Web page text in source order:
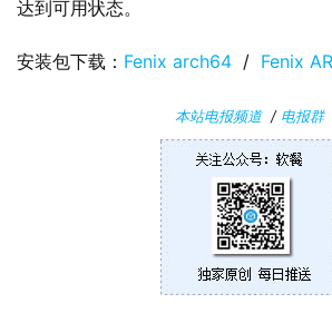
达到可用状态。
安装包下载： Fenix arch64 / Fenix
本站电报频道/ 电报群